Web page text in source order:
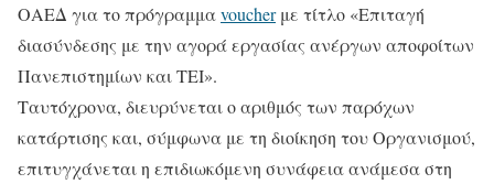
ΟΑΕΔ για το πρόγραμμαvoucherμε τίτλο «Επιταγή
διασύνδεσης με την αγορά εργασίας ανέργων αποφοίτων
Πανεπιστημίων και ΤΕΙ».
Ταυτόχρονα, διευρύνεται ο αριθμός των παρόχων
κατάρτισης και, σύμφωνα με τη διοίκηση του Οργανισμού,
επιτυγχάνεται η επιδιωκόμενη συνάφεια ανάμεσα στη